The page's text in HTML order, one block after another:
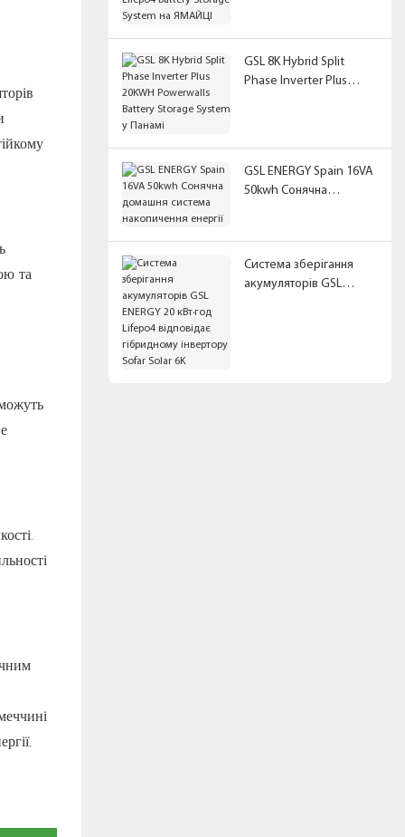
та
GSL 8K Hybrid Split
Phase Inverter Plus
GSL ENERGY Spain 16VA
50kwh Сонячна
Система зберігання
акумуляторів GSL